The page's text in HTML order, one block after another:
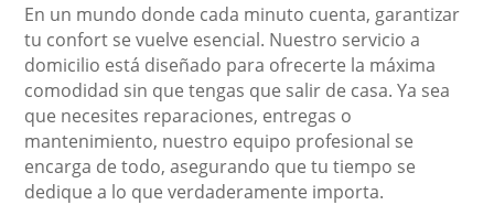
En un mundo donde cada minuto cuenta, garantizar
tu confort se vuelve esencial. Nuestro servicio a
domicilio está diseñado para ofrecerte la máxima
comodidad sin que tengas que salir de casa. Ya sea
que necesites reparaciones, entregas o
mantenimiento, nuestro equipo profesional se
encarga de todo, asegurando que tu tiempo se
dedique a lo que verdaderamente importa.